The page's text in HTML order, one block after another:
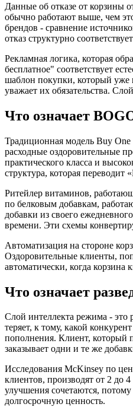
Данные об отказе от корзины
обычно работают выше, чем
брендов - сравнение
отказ структурно
Рекламная логика, которая
бесплатное" соответствует
шаблон покупки, который уже
уважает их обязательства.
Что означает
Традиционная модель Buy
расходные оздоровительные
практического класса и
структура, которая
Ритейлер витаминов,
по белковым добавкам,
добавки из своего
времени. Эти схемы
Автоматизация на стороне
Оздоровительные клиенты,
автоматически, когда
Что означает
Слой интеллекта режима - это
теряет, к тому, какой
пополнения. Клиент, который
заказывает одни и те же
Исследования McKinsey по
клиентов, производят от 2 до
улучшения сочетаются,
долгосрочную ценность.